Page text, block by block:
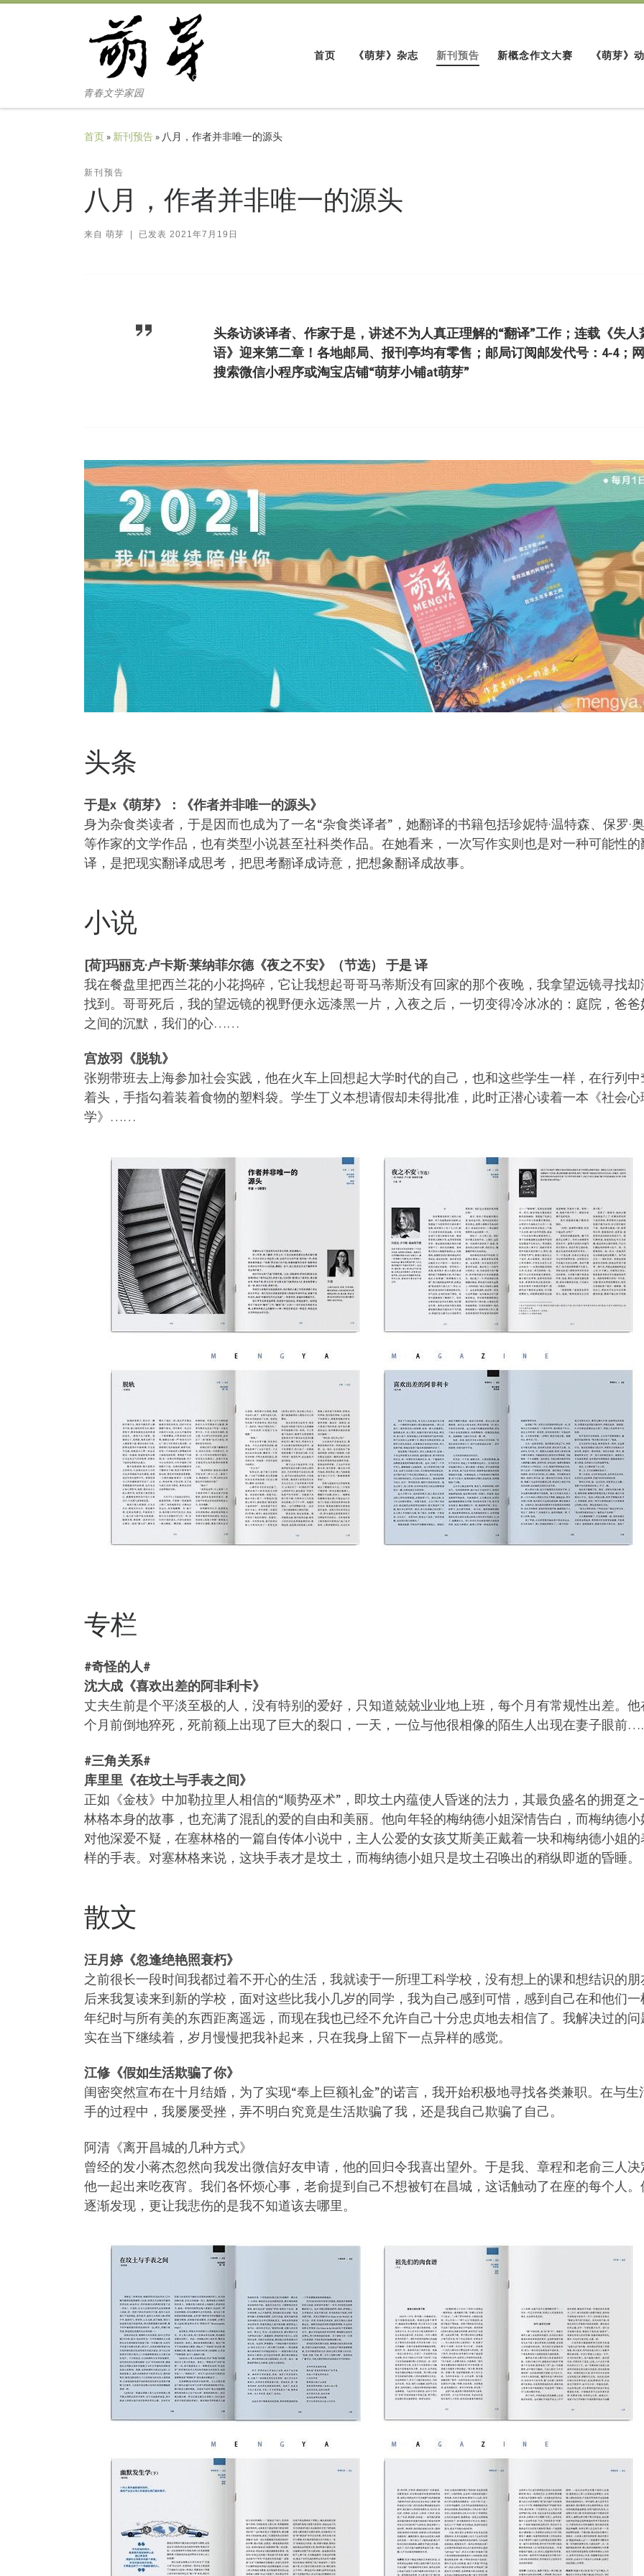
青春文学家园
首页 《萌芽》杂志 新刊预告 新概念作文大赛 《萌芽》
首页» 新刊预告» 八月，作者并非唯一的源头
新刊预告
八月，作者并非唯一的源头
来自 萌芽 已发表 2021年7月19日
头条访谈译者、作家于是，讲述不为人真正理解的“翻译”工作；连载《失人
语》迎来第二章！各地邮局、报刊亭均有零售；邮局订阅邮发代号：4-4；
搜索微信小程序或淘宝店铺“萌芽小铺at萌芽”
头条
于是x《萌芽》：《作者并非唯一的源头》
身为杂食类读者，于是因而也成为了一名“杂食类译者”，她翻译的书籍包括珍妮特·温特森、保罗·
等作家的文学作品，也有类型小说甚至社科类作品。在她看来，一次写作实则也是对一种可能性的
译，是把现实翻译成思考，把思考翻译成诗意，把想象翻译成故事。
小说
[荷]玛丽克·卢卡斯·莱纳菲尔德《夜之不安》（节选） 于是 译
我在餐盘里把西兰花的小花捣碎，它让我想起哥哥马蒂斯没有回家的那个夜晚，我拿望远镜寻找却
找到。哥哥死后，我的望远镜的视野便永远漆黑一片，入夜之后，一切变得冷冰冰的：庭院，爸爸
之间的沉默，我们的心……
宫放羽《脱轨》
张朔带班去上海参加社会实践，他在火车上回想起大学时代的自己，也和这些学生一样，在行列中
着头，手指勾着装着食物的塑料袋。学生丁义本想请假却未得批准，此时正潜心读着一本《社会心
学》……
专栏
#奇怪的人#
沈大成《喜欢出差的阿非利卡》
丈夫生前是个平淡至极的人，没有特别的爱好，只知道兢兢业业地上班，每个月有常规性出差。他
个月前倒地猝死，死前额上出现了巨大的裂口，一天，一位与他很相像的陌生人出现在妻子眼前
#三角关系#
库里里《在坟土与手表之间》
正如《金枝》中加勒拉里人相信的“顺势巫术”，即坟土内蕴使人昏迷的法力，其最负盛名的拥趸之
林格本身的故事，也充满了混乱的爱的自由和美丽。他向年轻的梅纳德小姐深情告白，而梅纳德小
对他深爱不疑，在塞林格的一篇自传体小说中，主人公爱的女孩艾斯美正戴着一块和梅纳德小姐的
样的手表。对塞林格来说，这块手表才是坟土，而梅纳德小姐只是坟土召唤出的稍纵即逝的昏睡。
散文
汪月婷《忽逢绝艳照衰朽》
之前很长一段时间我都过着不开心的生活，我就读于一所理工科学校，没有想上的课和想结识的朋
后来我复读来到新的学校，面对这些比我小几岁的同学，我为自己感到可惜，感到自己在和他们一
年纪时与所有美的东西距离遥远，而现在我也已经不允许自己十分忠贞地去相信了。我解决过的问
实在当下继续着，岁月慢慢把我补起来，只在我身上留下一点异样的感觉。
江修《假如生活欺骗了你》
闺密突然宣布在十月结婚，为了实现“奉上巨额礼金”的诺言，我开始积极地寻找各类兼职。在与生
手的过程中，我屡屡受挫，弄不明白究竟是生活欺骗了我，还是我自己欺骗了自己。
阿清《离开昌城的几种方式》
曾经的发小蒋杰忽然向我发出微信好友申请，他的回归令我喜出望外。于是我、章程和老俞三人决
他一起出来吃夜宵。我们各怀烦心事，老俞提到自己不想被钉在昌城，这话触动了在座的每个人。
逐渐发现，更让我悲伤的是我不知道该去哪里。